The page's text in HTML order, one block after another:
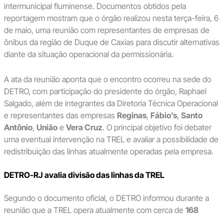
intermunicipal fluminense. Documentos obtidos pela
reportagem mostram que o órgão realizou nesta terça-feira, 6
de maio, uma reunião com representantes de empresas de
ônibus da região de Duque de Caxias para discutir alternativas
diante da situação operacional da permissionária.
A ata da reunião aponta que o encontro ocorreu na sede do
DETRO, com participação do presidente do órgão, Raphael
Salgado, além de integrantes da Diretoria Técnica Operacional
e representantes das empresas Reginas, Fábio’s, Santo
Antônio, Uniãoe Vera Cruz. O principal objetivo foi debater
uma eventual intervenção na TREL e avaliar a possibilidade de
redistribuição das linhas atualmente operadas pela empresa.
DETRO-RJ avalia divisão das linhas da TREL
Segundo o documento oficial, o DETRO informou durante a
reunião que a TREL opera atualmente com cerca de 168